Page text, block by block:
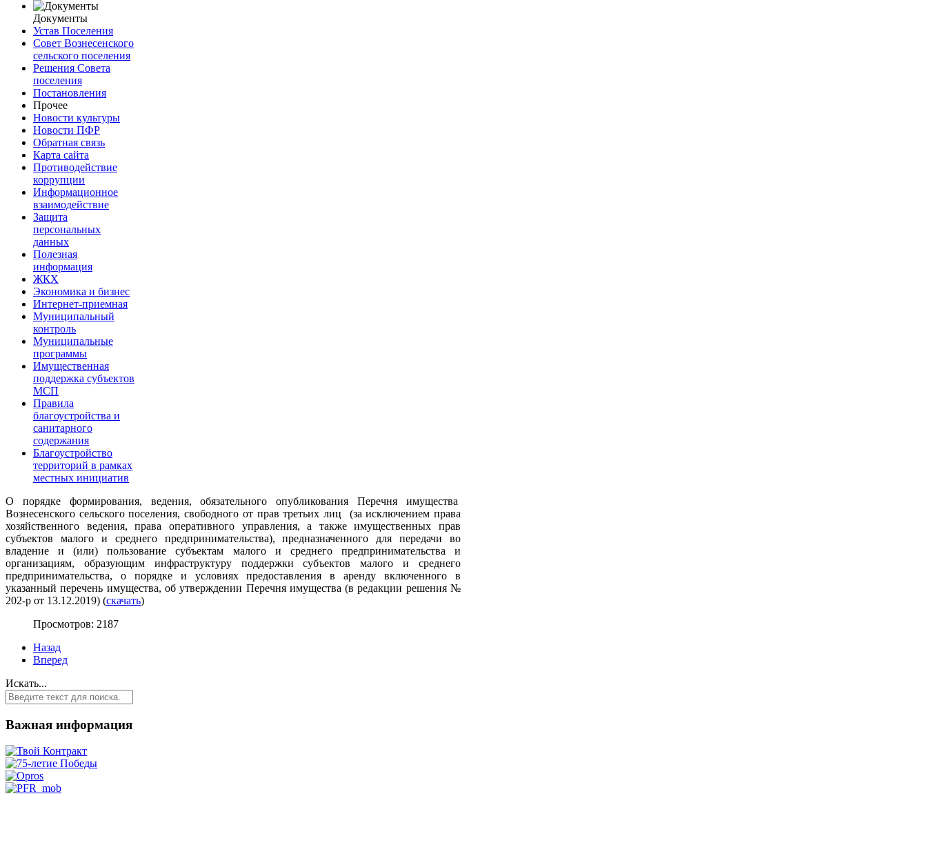
Документы
Устав Поселения
Совет Вознесенского
сельского поселения
Решения Совета
поселения
Постановления
Прочее
Новости культуры
Новости ПФР
Обратная связь
Карта сайта
Противодействие
коррупции
Информационное
взаимодействие
Защита
персональных
данных
Полезная
информация
ЖКХ
Экономика и бизнес
Интернет-приемная
Муниципальный
контроль
Муниципальные
программы
Имущественная
поддержка субъектов
МСП
Правила
благоустройства и
санитарного
содержания
Благоустройство
территорий в рамках
местных инициатив
О порядке формирования, ведения, обязательного опубликования Перечня имущества
Вознесенского сельского поселения, свободного от прав третьих лиц (за исключением права
хозяйственного ведения, права оперативного управления, а также имущественных прав
субъектов малого и среднего предпринимательства), предназначенного для передачи во
владение и (или) пользование субъектам малого и среднего предпринимательства и
организациям, образующим инфраструктуру поддержки субъектов малого и среднего
предпринимательства, о порядке и условиях предоставления в аренду включенного в
указанный перечень имущества, об утверждении Перечня имущества (в редакции решения №
202-р от 13.12.2019) (скачать)
Просмотров: 2187
Назад
Вперед
Искать...
Важная информация